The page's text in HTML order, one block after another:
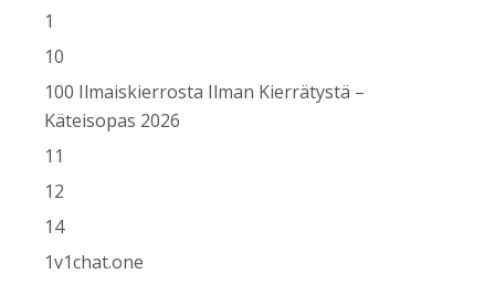
1
10
100 Ilmaiskierrosta Ilman Kierrätystä –
Käteisopas 2026
11
12
14
1v1chat.one